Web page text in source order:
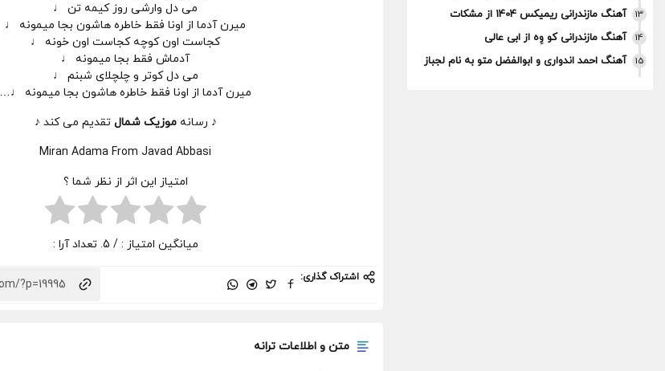
13 آهنگ مازندرانی ریمیکس 1404 از مشکات
14 آهنگ مازندرانی کو وِه از ابی عالی
15 آهنگ احمد اندواری و ابوالفضل متو به نام لجباز
می دل وارشی روز کیمه تن ♩
میرن آدما از اونا فقط خاطره هاشون بجا میمونه ♩
کجاست اون کوچه کجاست اون خونه ♩
آدماش فقط بجا میمونه ♩
می دل کوتر و چلچلای شبنم ♩
میرن آدما از اونا فقط خاطره هاشون بجا میمونه ♩…
♪ رسانهموزیک شمال تقدیم می کند ♪
Miran Adama From Javad Abbasi
امتیاز این اثر از نظر شما ؟
میانگین امتیاز :/ 5. تعداد آرا :
اشتراک گذاری:
متن و اطلاعات ترانه